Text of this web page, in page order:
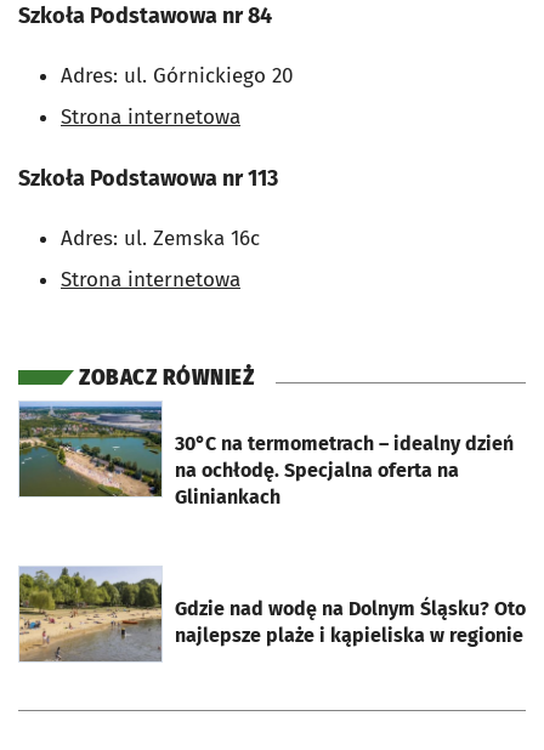
Szkoła Podstawowa nr 84
Adres: ul. Górnickiego 20
Strona internetowa
Szkoła Podstawowa nr 113
Adres: ul. Zemska 16c
Strona internetowa
ZOBACZ RÓWNIEŻ
30°C na termometrach – idealny dzień
na ochłodę. Specjalna oferta na
Gliniankach
otworzy się w nowej karcie
Gdzie nad wodę na Dolnym Śląsku? Oto
najlepsze plaże i kąpieliska w regionie
otworzy się w nowej karcie